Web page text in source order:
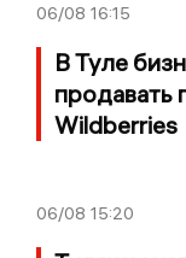
06/08 16:15
В Туле
продавать
Wildberries
06/08 15:20